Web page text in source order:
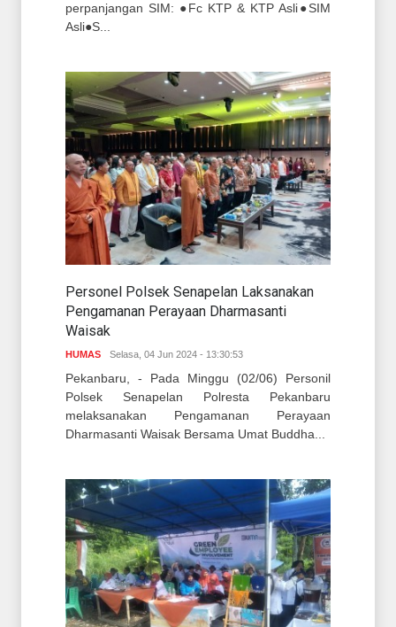
perpanjangan SIM: ●Fc KTP & KTP Asli●SIM
Asli●S...
Personel Polsek Senapelan Laksanakan
Pengamanan Perayaan Dharmasanti
Waisak
HUMAS Selasa, 04 Jun 2024 - 13:30:53
Pekanbaru, - Pada Minggu (02/06) Personil
Polsek Senapelan Polresta Pekanbaru
melaksanakan Pengamanan Perayaan
Dharmasanti Waisak Bersama Umat Buddha...